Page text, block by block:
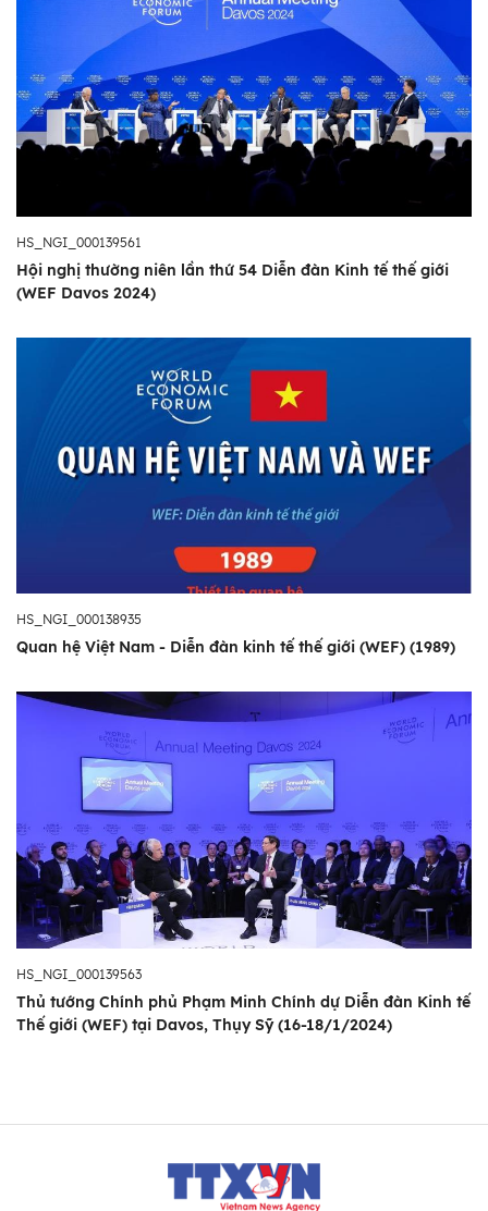
HS_NGI_000139561
Hội nghị thường niên lần thứ 54 Diễn đàn Kinh tế thế giới
(WEF Davos 2024)
HS_NGI_000138935
Quan hệ Việt Nam - Diễn đàn kinh tế thế giới (WEF) (1989)
HS_NGI_000139563
Thủ tướng Chính phủ Phạm Minh Chính dự Diễn đàn Kinh tế
Thế giới (WEF) tại Davos, Thụy Sỹ (16-18/1/2024)